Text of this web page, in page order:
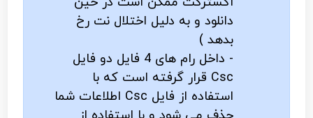
دانلود و به دلیل اختلال نت رخ
بدهد )
- داخل رام های 4 فایل دو فایل
Csc قرار گرفته است که با
استفاده از فایل Csc اطلاعات شما